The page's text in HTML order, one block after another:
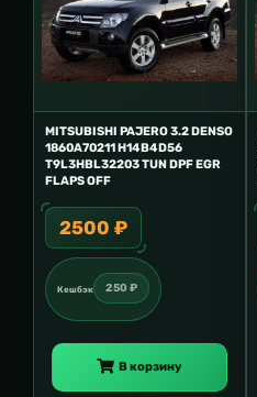
MITSUBISHI PAJERO 3.2 DENSO
1860A70211 H14B4D56
T9L3HBL32203 TUN DPF EGR
FLAPS OFF
2500 ₽
Кешбэк 250 ₽
В корзину